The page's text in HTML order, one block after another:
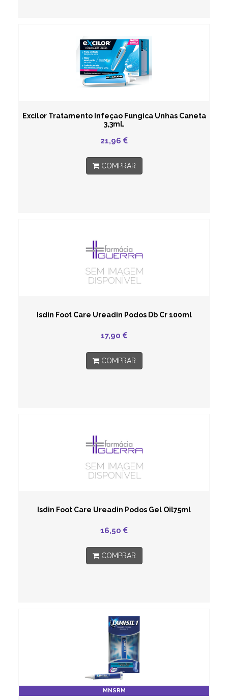
Excilor Tratamento Infeçao Fungica Unhas Caneta
3,3mL
21,96
COMPRAR
Isdin Foot Care Ureadin Podos Db Cr 100ml
17,90
COMPRAR
Isdin Foot Care Ureadin Podos Gel Oil75ml
16,50
COMPRAR
MNSRM